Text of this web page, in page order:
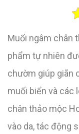
Muối ngâm chân
phẩm tự nhiên
chườm giúp giãn
muối biển và các
chân thảo mộc
vào da, tác động